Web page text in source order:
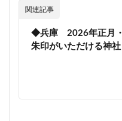
関連記事
◆兵庫 2026年正月
朱印がいただける神社